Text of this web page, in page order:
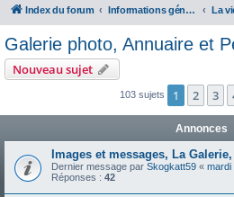
Index du forum Informations générales
Galerie photo, Annuaire et
Nouveau sujet
103 sujets 1 2 3
Annonces
Images et messages, La
Dernier message par Skogkatt59 « mardi
Réponses : 42